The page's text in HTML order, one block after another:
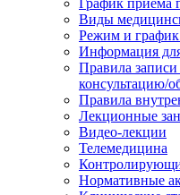
График приема
Виды
Режим и
Информация
Правила
консультацию/
Правила
Лекционные
Видео-лекции
Телемедицина
Нормативные